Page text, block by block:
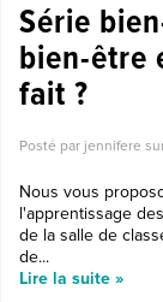
Série
bien-être
fait ?
Posté par jennifere
Nous vous
l'apprentissage
de la salle de
de...
Lire la suite »